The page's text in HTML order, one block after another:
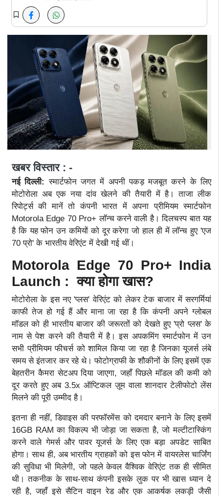
खबर विस्तार : -
नई दिल्ली: स्मार्टफोन जगत में अपनी पकड़ मजबूत करने के लिए
मोटोरोला अब एक नया दांव खेलने की तैयारी में है। ताजा लीक
रिपोर्ट्स की मानें तो कंपनी भारत में अपना प्रीमियम स्मार्टफोन
Motorola Edge 70 Pro+ लॉन्च करने वाली है। दिलचस्प बात यह
है कि यह फोन उन कमियों को दूर करेगा जो हाल ही में लॉन्च हुए 'एज
70 प्रो' के भारतीय वेरिएंट में देखी गई थीं।
Motorola Edge 70 Pro+ India
Launch : क्या होगा खास?
मोटोरोला के इस नए 'प्लस' वेरिएंट को लेकर टेक बाजार में सरगर्मियां
काफी तेज हो गई हैं और माना जा रहा है कि कंपनी अपने ग्लोबल
मॉडल को ही भारतीय बाजार की जरूरतों को देखते हुए 'प्रो प्लस' के
नाम से पेश करने की तैयारी में है। इस अपकमिंग स्मार्टफोन में उन
सभी प्रीमियम फीचर्स को शामिल किया जा रहा है जिनका यूजर्स लंबे
समय से इंतजार कर रहे थे। फोटोग्राफी के शौकीनों के लिए इसमें एक
बेहतरीन कैमरा सेटअप दिया जाएगा, जहाँ पिछले मॉडल की कमी को
दूर करते हुए अब 3.5x ऑप्टिकल ज़ूम वाला शानदार टेलीफोटो लेंस
मिलने की पूरी उम्मीद है।
इतना ही नहीं, डिवाइस की परफॉरमेंस को दमदार बनाने के लिए इसमें
16GB RAM का विकल्प भी जोड़ा जा सकता है, जो मल्टीटास्किंग
करने वाले गेमर्स और पावर यूजर्स के लिए एक बड़ा अपडेट साबित
होगा। साथ ही, अब भारतीय ग्राहकों को इस फोन में वायरलेस चार्जिंग
की सुविधा भी मिलेगी, जो पहले केवल वैश्विक वेरिएंट तक ही सीमित
थी। तकनीक के साथ-साथ कंपनी इसके लुक पर भी खास ध्यान दे
रही है, जहाँ इसे सैटिन वाइन रेड और एक आकर्षक लकड़ी जैसी